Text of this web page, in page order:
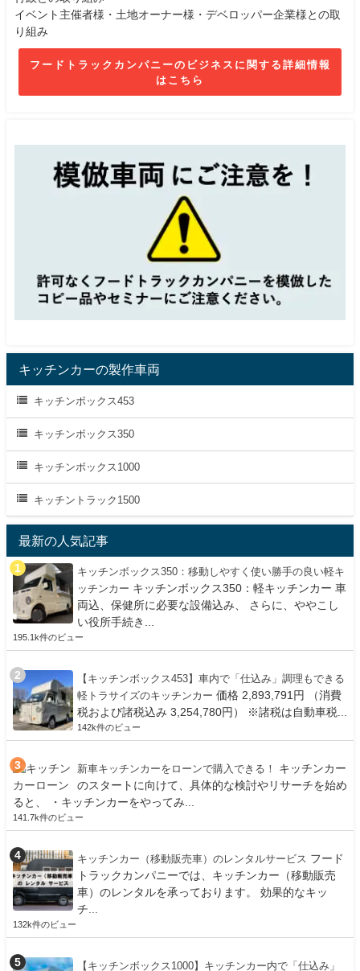
イベント主催者様・土地オーナー様・デベロッパー企業様との取
り組み
フードトラックカンパニーのビジネスに関する詳細情報
はこちら
キッチンカーの製作車両
キッチンボックス453
キッチンボックス350
キッチンボックス1000
キッチントラック1500
最新の人気記事
キッチンボックス350：移動しやすく使い勝手の良い軽キ
ッチンカー キッチンボックス350：軽キッチンカー 車
両込、保健所に必要な設備込み、 さらに、ややこし
い役所手続き...
195.1k件のビュー
【キッチンボックス453】車内で「仕込み」調理もできる
軽トラサイズのキッチンカー 価格 2,893,791円 （消費
税および諸税込み 3,254,780円） ※諸税は自動車税...
142k件のビュー
新車キッチンカーをローンで購入できる！
キッチンカー
のスタートに向けて、具体的な検討やリサーチを始め
ると、 ・キッチンカーをやってみ...
141.7k件のビュー
キッチンカー（移動販売車）のレンタルサービス フード
トラックカンパニーでは、キッチンカー（移動販売
車）のレンタルを承っております。 効果的なキッ
チ...
132k件のビュー
【キッチンボックス1000】キッチンカー内で「仕込み」